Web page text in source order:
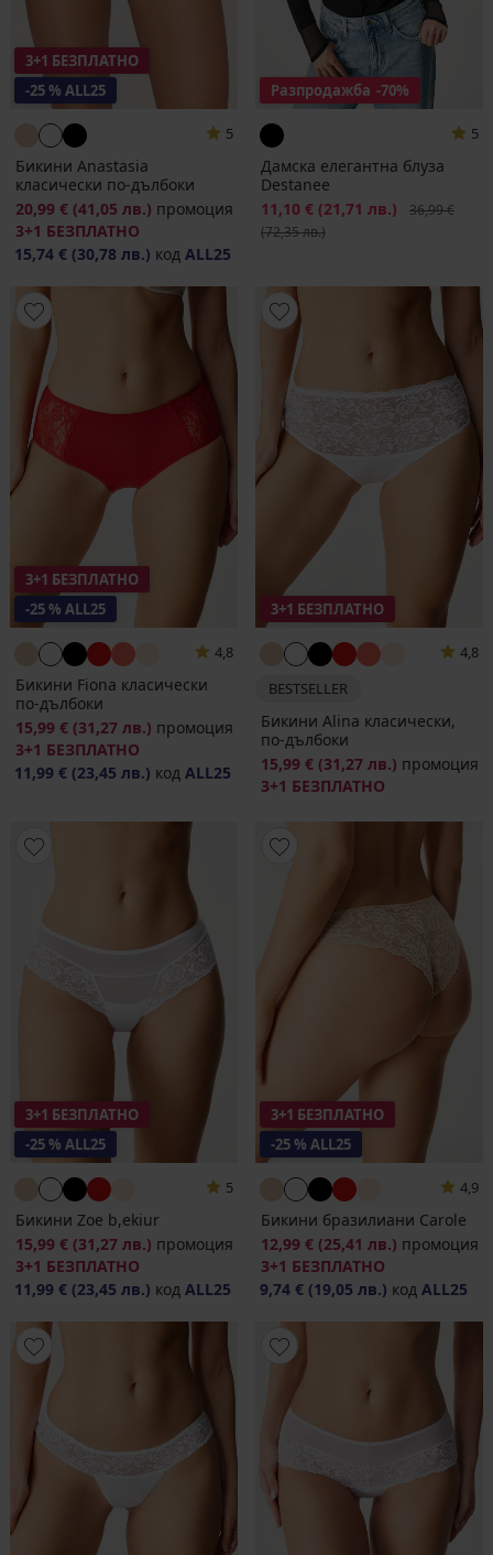
3+1 БЕЗПЛАТНО
-25 % ALL25
5
Бикини Anastasia
класически по-дълбоки
20,99 € (41,05 лв.) промоция
3+1 БЕЗПЛАТНО
15,74 € (30,78 лв.) код ALL25
Разпродажба -70%
5
Дамска елегантна блуза
Destanee
Намаление
11,10 € (21,71 лв.)
36,99 €
(72,35 лв.)
3+1 БЕЗПЛАТНО
-25 % ALL25
4,8
Бикини Fiona класически
по-дълбоки
15,99 € (31,27 лв.) промоция
3+1 БЕЗПЛАТНО
11,99 € (23,45 лв.) код ALL25
3+1 БЕЗПЛАТНО
4,8
BESTSELLER
Бикини Alina класически,
по-дълбоки
15,99 € (31,27 лв.) промоция
3+1 БЕЗПЛАТНО
3+1 БЕЗПЛАТНО
-25 % ALL25
5
Бикини Zoe b,ekiur
15,99 € (31,27 лв.) промоция
3+1 БЕЗПЛАТНО
11,99 € (23,45 лв.) код ALL25
3+1 БЕЗПЛАТНО
-25 % ALL25
4,9
Бикини бразилиани Carole
12,99 € (25,41 лв.) промоция
3+1 БЕЗПЛАТНО
9,74 € (19,05 лв.) код ALL25